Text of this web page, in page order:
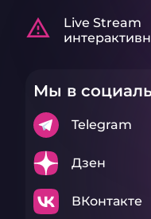
warning_amber
Live Stream
Мы в
Telegram
Дзен
ВКонтакте